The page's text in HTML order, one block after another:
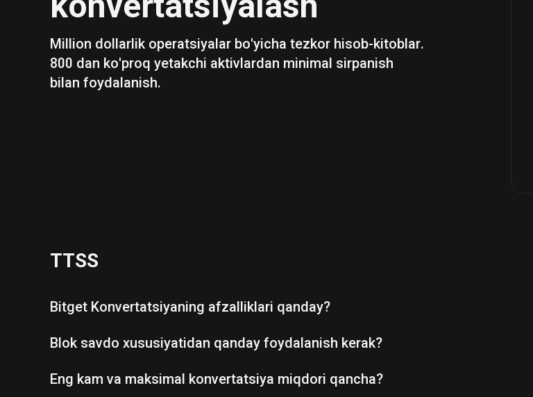
Million dollarlik operatsiyalar bo'yicha tezkor hisob-kitoblar.
800 dan ko'proq yetakchi aktivlardan minimal sirpanish
bilan foydalanish.
TTSS
Bitget Konvertatsiyaning afzalliklari qanday?
Blok savdo xususiyatidan qanday foydalanish kerak?
Eng kam va maksimal konvertatsiya miqdori qancha?